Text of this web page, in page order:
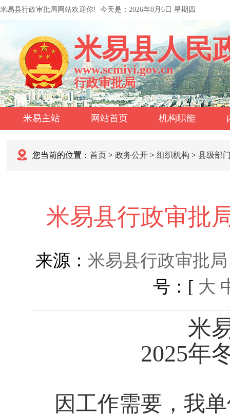
米易县行政审批局网站欢迎你! 今天是： 2026年8月6日 星期四
米易县人民
www.scmiyi.gov.cn
行政审批局
米易主站 网站首页 机构职能
您当前的位置： 首页 > 政务公开 > 组织机构 > 县级部
米易县行政审批
来源： 米易县行政审批局
号：[ 大
米
2025年
因工作需要，我